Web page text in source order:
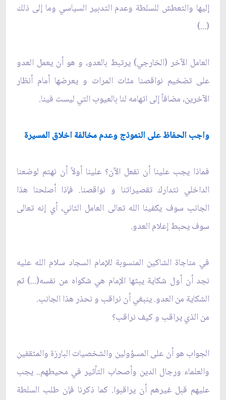
إليها والتعطش للسلطة وعدم التدبير السياسي وما إلى ذلك
(...)
العامل الآخر (الخارجي) يرتبط بالعدو، و هو أن يعمل العدو
على تضخيم نواقصنا مئات المرات و يعرضها أمام أنظار
الآخرين، مضافاً إلى اتهامه لنا بالعيوب التي ليست فينا.
واجب الحفاظ على النموذج وعدم مخالفة اخلاق المسيرة
فماذا يجب علينا أن نفعل الآن؟ علينا أولاً أن نهتم لوضعنا
الداخلي نتدارك تقصيراتنا و نواقصنا. فإذا أصلحنا هذا
الجانب سوف يكفينا الله تعالى العامل الثاني، أي إنه تعالى
سوف يحبط إعلام العدو.
في مناجاة الشاكين المنسوبة للإمام السجاد سلام الله عليه‌
نجد أن أول شكاية يبثها الإمام هي شكواه من نفسه(...) ثم
الشكاية من العدو. ينبغي أن نراقب و نحذر هذا الجانب.
من الذي يراقب و كيف نراقب؟
الجواب هو أن على المسؤولين والشخصيات البارزة والمثقفين
والعلماء‌ ورجال الدين وأصحاب التأثير في محيطهم.. يجب
عليهم قبل غيرهم أن يراقبوا. كما ذكرنا فإن طلب السلطة